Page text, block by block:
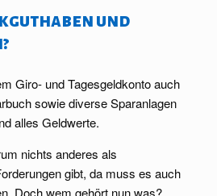
und
Giro- und Tagesgeldkonto auch
sowie diverse Sparanlagen
alles Geldwerte.
nichts anderes als
gibt, da muss es auch
Doch wem gehört nun was?